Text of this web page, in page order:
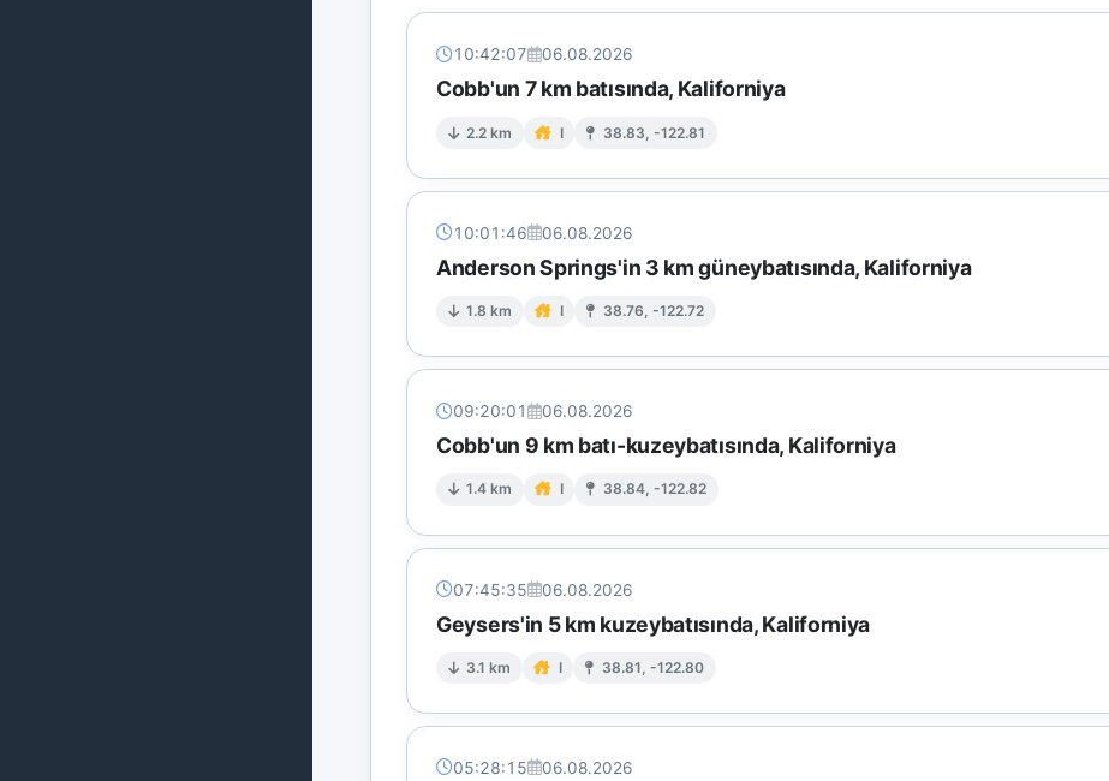
10:42:07 06.08.2026
Cobb'un 7 km batısında, Kaliforniya
2.2 km I 38.83, -122.81
10:01:46 06.08.2026
Anderson Springs'in 3 km güneybatısında, Kaliforniya
1.8 km I 38.76, -122.72
09:20:01 06.08.2026
Cobb'un 9 km batı-kuzeybatısında, Kaliforniya
1.4 km I 38.84, -122.82
07:45:35 06.08.2026
Geysers'in 5 km kuzeybatısında, Kaliforniya
3.1 km I 38.81, -122.80
05:28:15 06.08.2026